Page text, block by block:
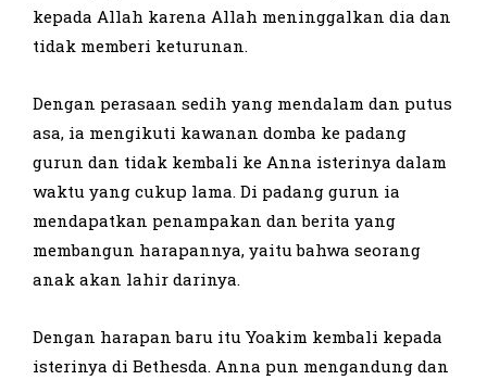
kepada Allah karena Allah meninggalkan dia dan
tidak memberi keturunan.
Dengan perasaan sedih yang mendalam dan putus
asa, ia mengikuti kawanan domba ke padang
gurun dan tidak kembali ke Anna isterinya dalam
waktu yang cukup lama. Di padang gurun ia
mendapatkan penampakan dan berita yang
membangun harapannya, yaitu bahwa seorang
anak akan lahir darinya.
Dengan harapan baru itu Yoakim kembali kepada
isterinya di Bethesda. Anna pun mengandung dan